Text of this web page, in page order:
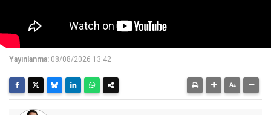
Yayınlanma: 08/08/2026 13:42